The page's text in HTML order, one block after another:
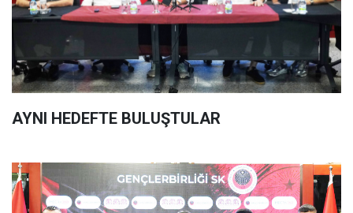
AYNI HEDEFTE BULUŞTULAR